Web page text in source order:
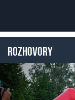
Rozhovory